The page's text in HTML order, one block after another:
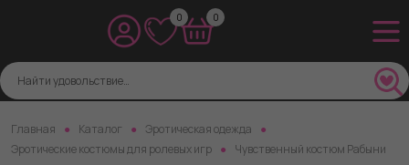
0 0
Главная Каталог
Эротическая одежда
Эротические костюмы для ролевых игр
Чувственный костюм Рабыни